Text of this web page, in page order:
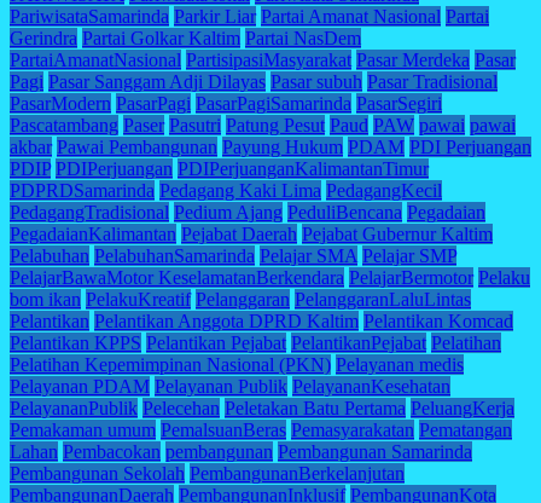
PariwisataSamarinda Parkir Liar Partai Amanat Nasional Partai
Gerindra Partai Golkar Kaltim Partai NasDem
PartaiAmanatNasional PartisipasiMasyarakat Pasar Merdeka Pasar
Pagi Pasar Sanggam Adji Dilayas Pasar subuh Pasar Tradisional
PasarModern PasarPagi PasarPagiSamarinda PasarSegiri
Pascatambang Paser Pasutri Patung Pesut Paud PAW pawai pawai
akbar Pawai Pembangunan Payung Hukum PDAM PDI Perjuangan
PDIP PDIPerjuangan PDIPerjuanganKalimantanTimur
PDPRDSamarinda Pedagang Kaki Lima PedagangKecil
PedagangTradisional Pedium Ajang PeduliBencana Pegadaian
PegadaianKalimantan Pejabat Daerah Pejabat Gubernur Kaltim
Pelabuhan PelabuhanSamarinda Pelajar SMA Pelajar SMP
PelajarBawaMotor KeselamatanBerkendara PelajarBermotor Pelaku
bom ikan PelakuKreatif Pelanggaran PelanggaranLaluLintas
Pelantikan Pelantikan Anggota DPRD Kaltim Pelantikan Komcad
Pelantikan KPPS Pelantikan Pejabat PelantikanPejabat Pelatihan
Pelatihan Kepemimpinan Nasional (PKN) Pelayanan medis
Pelayanan PDAM Pelayanan Publik PelayananKesehatan
PelayananPublik Pelecehan Peletakan Batu Pertama PeluangKerja
Pemakaman umum PemalsuanBeras Pemasyarakatan Pematangan
Lahan Pembacokan pembangunan Pembangunan Samarinda
Pembangunan Sekolah PembangunanBerkelanjutan
PembangunanDaerah PembangunanInklusif PembangunanKota